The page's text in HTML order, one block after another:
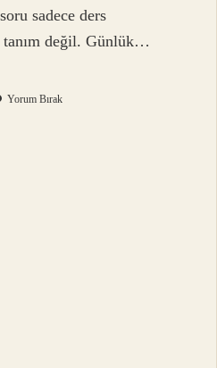
sadece ders
tanım değil. Günlük…
Yorum Bırak